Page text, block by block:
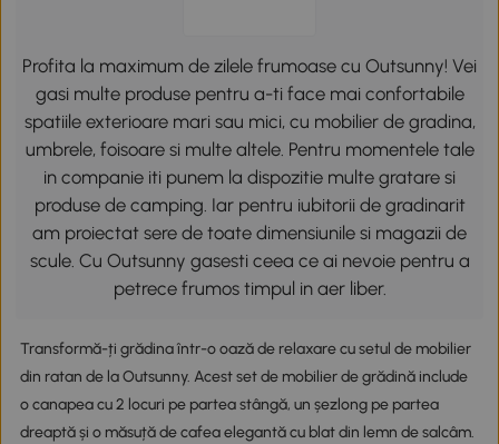
Profita la maximum de zilele frumoase cu Outsunny! Vei
gasi multe produse pentru a-ti face mai confortabile
spatiile exterioare mari sau mici, cu mobilier de gradina,
umbrele, foisoare si multe altele. Pentru momentele tale
in companie iti punem la dispozitie multe gratare si
produse de camping. Iar pentru iubitorii de gradinarit
am proiectat sere de toate dimensiunile si magazii de
scule. Cu Outsunny gasesti ceea ce ai nevoie pentru a
petrece frumos timpul in aer liber.
Transformă-ți grădina într-o oază de relaxare cu setul de mobilier
din ratan de la Outsunny. Acest set de mobilier de grădină include
o canapea cu 2 locuri pe partea stângă, un șezlong pe partea
dreaptă și o măsuță de cafea elegantă cu blat din lemn de salcâm.